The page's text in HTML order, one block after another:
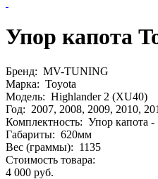
Упор капота
Бренд: MV-TUNING
Марка: Toyota
Модель: Highlander 2 (XU40)
Год: 2007, 2008, 2009, 2010,
Комплектность: Упор капота -
Габариты: 620мм
Вес (граммы): 1135
Стоимость товара:
4 000 руб.